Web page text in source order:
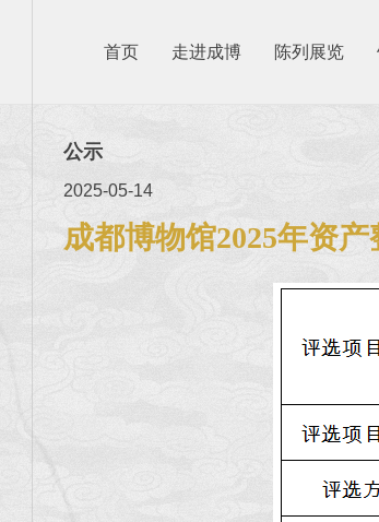
首页 走进成博 陈列展览
公示
2025-05-14
成都博物馆2025年资